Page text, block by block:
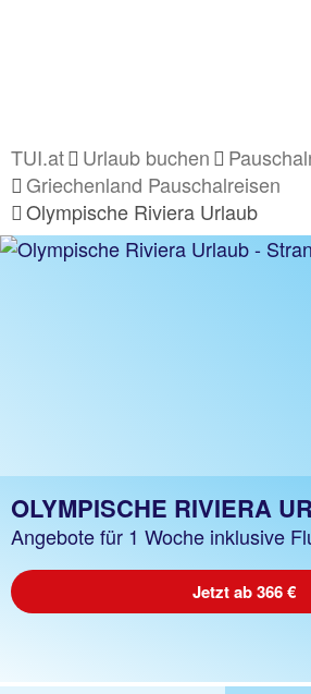
TUI.at Urlaub buchen
Griechenland Pauschalreisen
Olympische Riviera Urlaub
OLYMPISCHE RIVIERA
Angebote für 1 Woche inklusive
Jetzt ab 366 €